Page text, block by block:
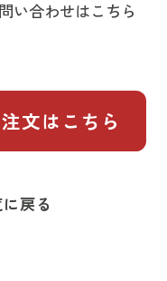
い合わせはこちら
文はこちら
戻る